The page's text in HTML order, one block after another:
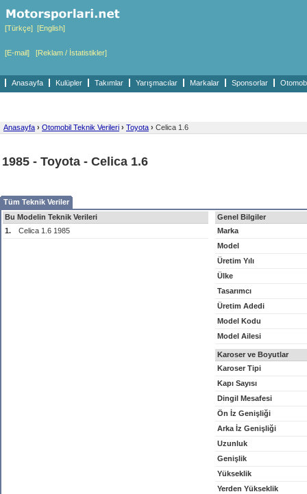
[Türkçe] [English]
[E-mail] [Reklam / İstatistikler]
Anasayfa Kulüpler Takımlar Yarışmacılar Markalar Sponsorlar
Anasayfa › Otomobil Teknik Verileri › Toyota › Celica 1.6
1985 - Toyota - Celica 1.6
Tüm Teknik Veriler
Bu Modelin Teknik Verileri
1.
Celica 1.6 1985
Genel Bilgiler
Marka
Model
Üretim Yılı
Ülke
Tasarımcı
Üretim Adedi
Model Kodu
Model Ailesi
Karoser ve Boyutlar
Karoser Tipi
Kapı Sayısı
Dingil Mesafesi
Ön İz Genişliği
Arka İz Genişliği
Uzunluk
Genişlik
Yükseklik
Yerden Yükseklik